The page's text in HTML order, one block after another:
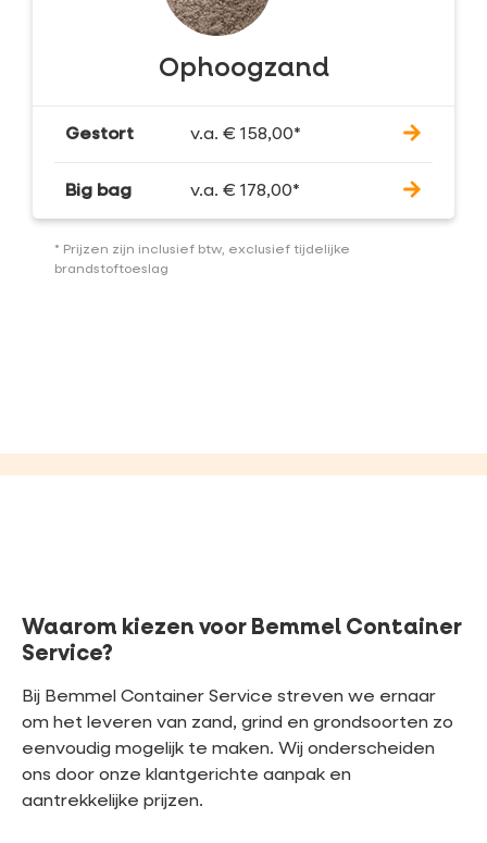
Ophoogzand
Gestort v.a. € 158,00*
Big bag v.a. € 178,00*
* Prijzen zijn inclusief btw, exclusief tijdelijke
brandstoftoeslag
Waarom kiezen voor Bemmel Container
Service?
Bij Bemmel Container Service streven we ernaar
om het leveren van zand, grind en grondsoorten zo
eenvoudig mogelijk te maken. Wij onderscheiden
ons door onze klantgerichte aanpak en
aantrekkelijke prijzen.